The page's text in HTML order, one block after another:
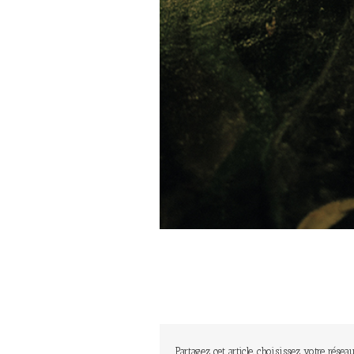
Partagez cet article, choisissez votre